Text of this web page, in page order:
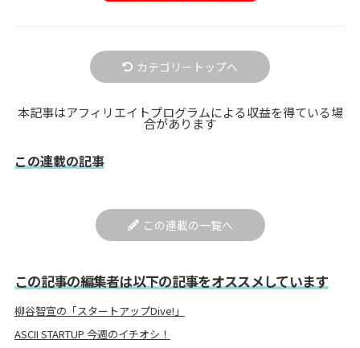
カテゴリートップへ
本記事はアフィリエイトプログラムによる収益を得ている場
合があります
この連載の記事
この連載の一覧へ
この記事の編集者は以下の記事をオススメしています
柳谷智宣の「スタートアップDive!」
ASCII STARTUP 今週のイチオシ！